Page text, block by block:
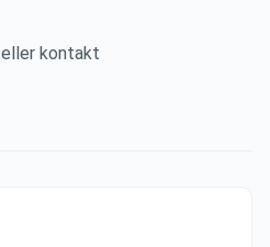
eller kontakt